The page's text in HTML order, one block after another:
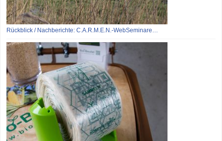
Rückblick / Nachberichte: C.A.R.M.E.N.-WebSeminare…